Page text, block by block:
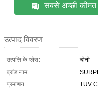
सबसे अच्छी कीमत
उत्पाद विवरण
उत्पत्ति के प्लेस:
चीनी
ब्रांड नाम:
प्रमाणन:
TUV